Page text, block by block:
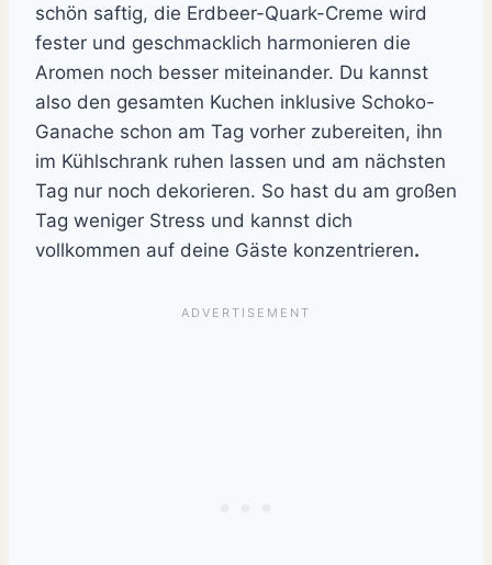
schön saftig, die Erdbeer-Quark-Creme wird
fester und geschmacklich harmonieren die
Aromen noch besser miteinander. Du kannst
also den gesamten Kuchen inklusive Schoko-
Ganache schon am Tag vorher zubereiten, ihn
im Kühlschrank ruhen lassen und am nächsten
Tag nur noch dekorieren. So hast du am großen
Tag weniger Stress und kannst dich
vollkommen auf deine Gäste konzentrieren.